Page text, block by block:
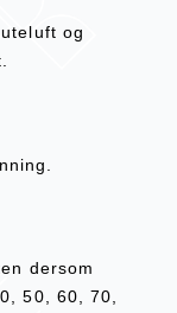
og
dersom
50, 60, 70,